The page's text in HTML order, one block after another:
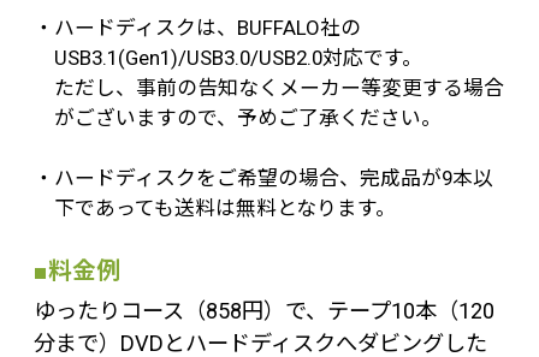
・ハードディスクは、BUFFALO社の
USB3.1(Gen1)/USB3.0/USB2.0対応です。
ただし、事前の告知なくメーカー等変更する場合
がございますので、予めご了承ください。
・ハードディスクをご希望の場合、完成品が9本以
下であっても送料は無料となります。
■料金例
ゆったりコース（858円）で、テープ10本（120
分まで）DVDとハードディスクへダビングした